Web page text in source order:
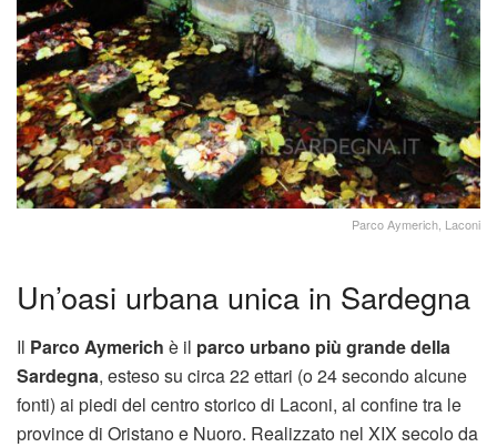
Parco Aymerich, Laconi
Un’oasi urbana unica in Sardegna
Il Parco Aymerich è il parco urbano più grande della
Sardegna, esteso su circa 22 ettari (o 24 secondo alcune
fonti) ai piedi del centro storico di Laconi, al confine tra le
province di Oristano e Nuoro. Realizzato nel XIX secolo da